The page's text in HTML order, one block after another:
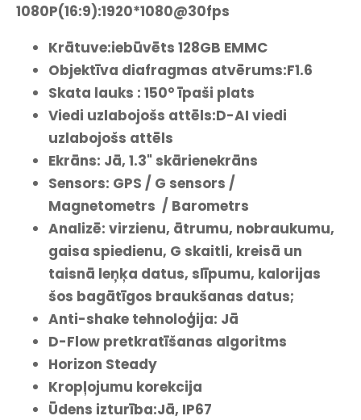
1080P(16:9):1920*1080@30fps
Krātuve:iebūvēts 128GB EMMC
Objektīva diafragmas atvērums:F1.6
Skata lauks : 150° īpaši plats
Viedi uzlabojošs attēls:D-AI viedi
uzlabojošs attēls
Ekrāns: Jā, 1.3" skārienekrāns
Sensors: GPS / G sensors /
Magnetometrs / Barometrs
Analizē: virzienu, ātrumu, nobraukumu,
gaisa spiedienu, G skaitli, kreisā un
taisnā leņķa datus, slīpumu, kalorijas
šos bagātīgos braukšanas datus;
Anti-shake tehnoloģija: Jā
D-Flow pretkratīšanas algoritms
Horizon Steady
Kropļojumu korekcija
Ūdens izturība:Jā, IP67